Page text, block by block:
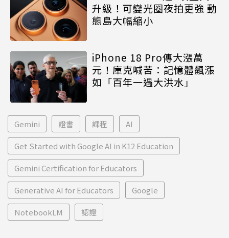
升級！可變光圈夜拍更強 動
態島大幅縮小
iPhone 18 Pro傳大漲萬
元！庫克喊苦：記憶體飆漲
如「百年一遇大洪水」
Gemini 證書 課程 AI
Get Started with Google AI in K12 Education
Gemini Certification for Educators
Generative AI for Educators Google
NotebookLM 認證